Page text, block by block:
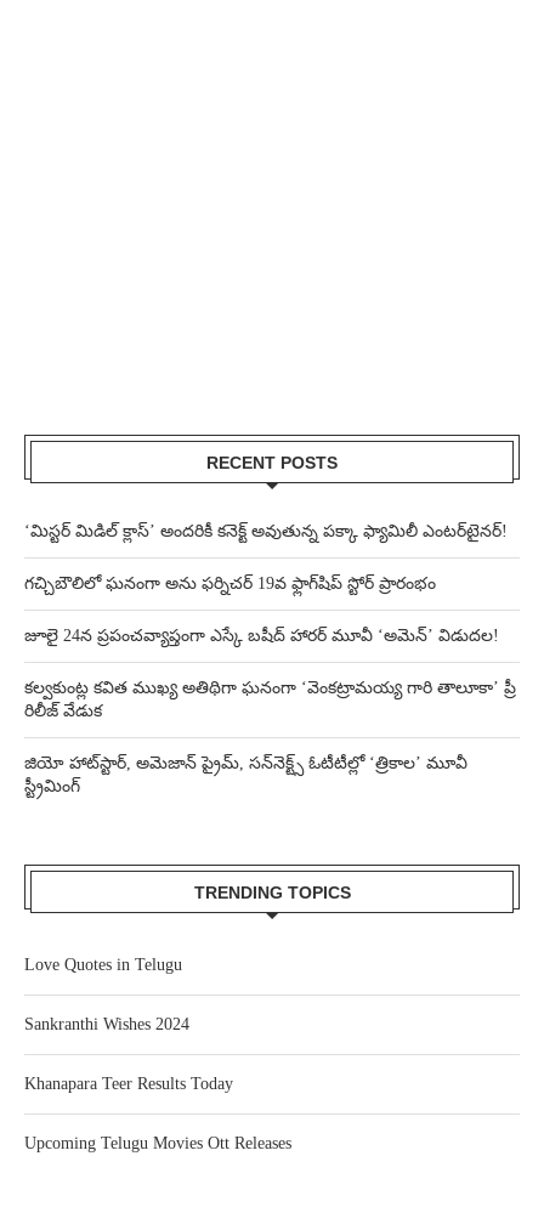
RECENT POSTS
‘మిస్టర్ మిడిల్ క్లాస్’ అందరికీ కనెక్ట్ అవుతున్న పక్కా ఫ్యామిలీ ఎంటర్‌టైనర్!
గచ్చిబౌలిలో ఘనంగా అను ఫర్నిచర్ 19వ ఫ్లాగ్‌షిప్ స్టోర్ ప్రారంభం
జూలై 24న ప్రపంచవ్యాప్తంగా ఎస్కే బషీద్‌ హారర్ మూవీ ‘అమెన్’ విడుదల!
కల్వకుంట్ల కవిత ముఖ్య అతిథిగా ఘనంగా ‘వెంకట్రామయ్య గారి తాలూకా’ ప్రీ
రిలీజ్ వేడుక
జియో హాట్‌స్టార్, అమెజాన్ ప్రైమ్, సన్‌నెక్ట్స్ ఓటీటీల్లో ‘త్రికాల’ మూవీ
స్ట్రీమింగ్
TRENDING TOPICS
Love Quotes in Telugu
Sankranthi Wishes 2024
Khanapara Teer Results Today
Upcoming Telugu Movies Ott Releases